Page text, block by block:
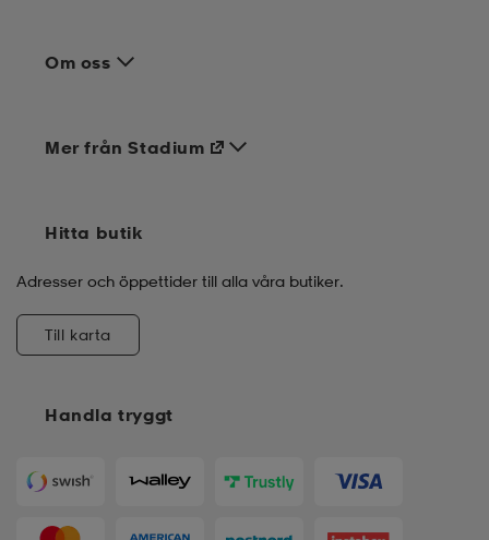
Om oss
Handla tryggt
Mer från Stadium
Hitta butik
Adresser och öppettider till alla våra butiker.
Till karta